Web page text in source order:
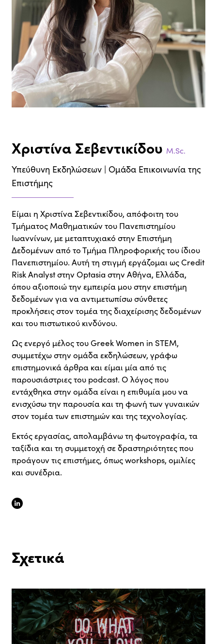
Χριστίνα Σεβεντικίδου M.Sc.
Υπεύθυνη Εκδηλώσεων | Ομάδα Επικοινωνία της
Επιστήμης
Είμαι η Χριστίνα Σεβεντικίδου, απόφοιτη του
Τμήματος Μαθηματικών του Πανεπιστημίου
Ιωαννίνων, με μεταπτυχιακό στην Επιστήμη
Δεδομένων από το Τμήμα Πληροφορικής του ίδιου
Πανεπιστημίου. Αυτή τη στιγμή εργάζομαι ως Credit
Risk Analyst στην Optasia στην Αθήνα, Ελλάδα,
όπου αξιοποιώ την εμπειρία μου στην επιστήμη
δεδομένων για να αντιμετωπίσω σύνθετες
προκλήσεις στον τομέα της διαχείρισης δεδομένων
και του πιστωτικού κινδύνου.
Ως ενεργό μέλος του Greek Women in STEM,
συμμετέχω στην ομάδα εκδηλώσεων, γράφω
επιστημονικά άρθρα και είμαι μία από τις
παρουσιάστριες του podcast. Ο λόγος που
εντάχθηκα στην ομάδα είναι η επιθυμία μου να
ενισχύσω την παρουσία και τη φωνή των γυναικών
στον τομέα των επιστημών και της τεχνολογίας.
Εκτός εργασίας, απολαμβάνω τη φωτογραφία, τα
ταξίδια και τη συμμετοχή σε δραστηριότητες που
προάγουν τις επιστήμες, όπως workshops, ομιλίες
και συνέδρια.
linkedin
Σχετικά